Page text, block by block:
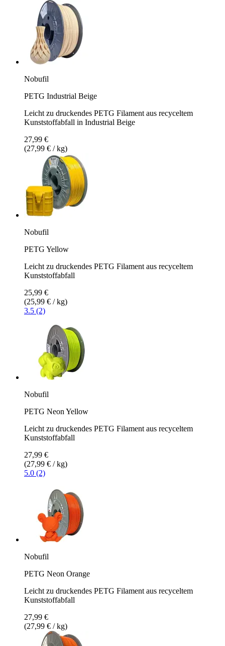
Nobufil
PETG Industrial Beige
Leicht zu druckendes PETG Filament aus recyceltem
Kunststoffabfall in Industrial Beige
27,99 €
(27,99 € / kg)
Nobufil
PETG Yellow
Leicht zu druckendes PETG Filament aus recyceltem
Kunststoffabfall
25,99 €
(25,99 € / kg)
3.5 (2)
Nobufil
PETG Neon Yellow
Leicht zu druckendes PETG Filament aus recyceltem
Kunststoffabfall
27,99 €
(27,99 € / kg)
5.0 (2)
Nobufil
PETG Neon Orange
Leicht zu druckendes PETG Filament aus recyceltem
Kunststoffabfall
27,99 €
(27,99 € / kg)